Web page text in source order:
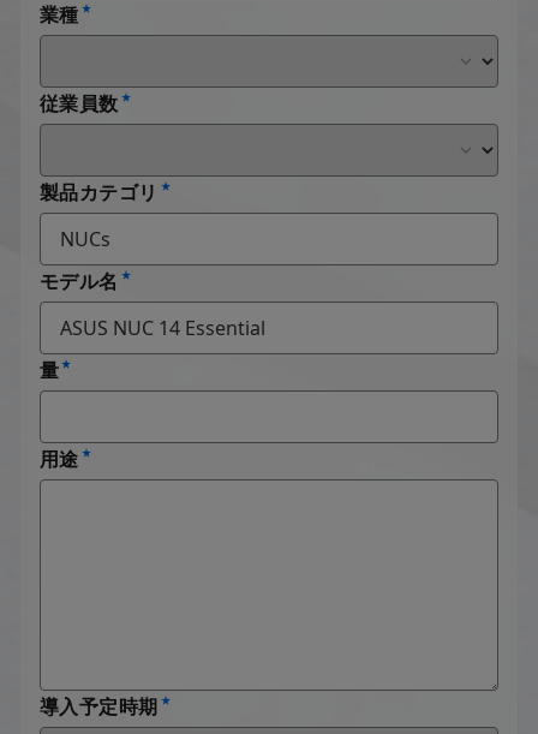
業種
従業員数
製品カテゴリ
モデル名
量
用途
導入予定時期